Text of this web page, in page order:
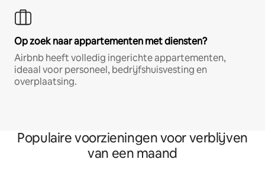
Op zoek naar appartementen met diensten?
Airbnb heeft volledig ingerichte appartementen,
ideaal voor personeel, bedrijfshuisvesting en
overplaatsing.
Populaire voorzieningen voor verblijven
van een maand